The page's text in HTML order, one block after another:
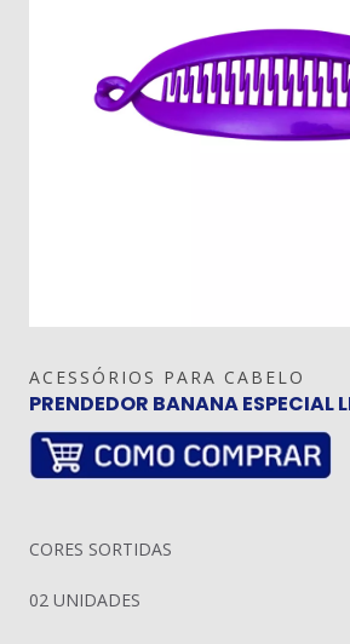
ACESSÓRIOS PARA CABELO
PRENDEDOR BANANA ESPECIAL
CORES SORTIDAS
02 UNIDADES